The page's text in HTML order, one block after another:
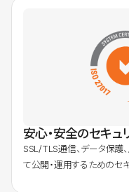
安心・安全のセキュ
SSL/TLS通信、データ保護
て公開・運用するためのセ